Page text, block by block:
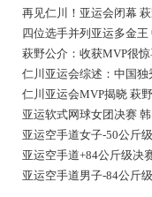
再见仁川！亚运会闭幕
四位选手并列亚运多金
萩野公介：收获MVP很
仁川亚运会综述：中国
仁川亚运会MVP揭晓 萩
亚运软式网球女团决赛
亚运空手道女子-50公斤
亚运空手道+84公斤级决
亚运空手道男子-84公斤